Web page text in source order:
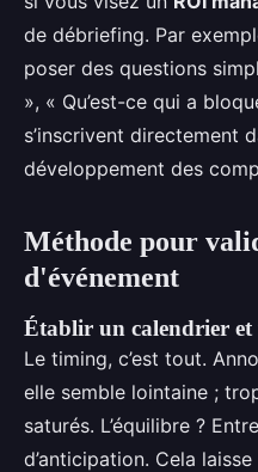
de débriefing. Par
poser des questions
», « Qu’est-ce qui a
s’inscrivent directement
développement des
Méthode pour
d'événement
Établir un calendrier et
Le timing, c’est tout.
elle semble lointaine ;
saturés. L’équilibre ?
d’anticipation. Cela